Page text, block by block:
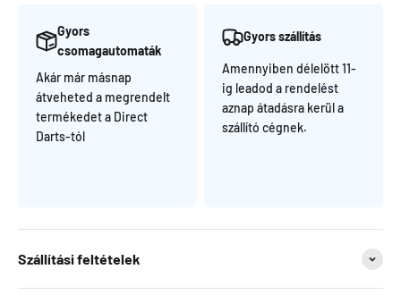
Gyors
csomagautomaták
Akár már másnap
átveheted a megrendelt
termékedet a Direct
Darts-tól
Gyors szállítás
Amennyiben délelött 11-
ig leadod a rendelést
aznap átadásra kerül a
szállító cégnek.
Szállítási feltételek